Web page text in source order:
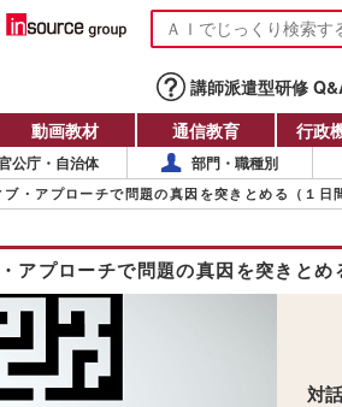
講師派遣型研修
動画教材 通信教育 行政
公庁・自治体 部門・職種別
・アプローチで問題の真因を突きとめる（１日
アプローチで問題の真因を突きとめ
対